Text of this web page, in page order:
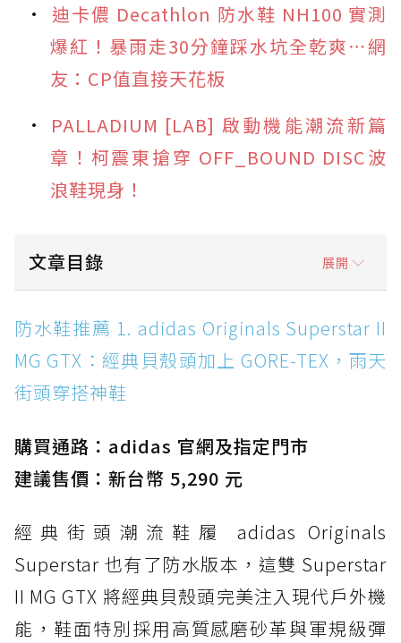
迪卡儂 Decathlon 防水鞋 NH100 實測
爆紅！暴雨走30分鐘踩水坑全乾爽⋯網
友：CP值直接天花板
PALLADIUM [LAB] 啟動機能潮流新篇
章！柯震東搶穿 OFF_BOUND DISC波
浪鞋現身！
文章目錄 展開
防水鞋推薦 1. adidas Originals Superstar II
MG GTX：經典貝殼頭加上 GORE-TEX，雨天街
頭穿搭神鞋
防水鞋推薦 2. New Balance Hierro v9 GORE-
防水鞋推薦 3. Nike Dunk Low GORE-TEX：
經典 Dunk 輪廓加上防水科技，雨天穿搭帥度不
打折
防水鞋推薦 4. ASICS TRABUCO 14 GTX：搭
載 GORE-TEX 隱形貼合科技，全方位防水神鞋
防水鞋推薦 5. Salomon XT-6 GORE-TEX：潮
人必備山系鞋王！防滑、防水與街頭顏值一次攻
頂
防水鞋推薦 1. adidas Originals Superstar II
MG GTX：經典貝殼頭加上 GORE-TEX，雨天
街頭穿搭神鞋
購買通路：adidas 官網及指定門市
建議售價：新台幣 5,290 元
經典街頭潮流鞋履 adidas Originals
Superstar 也有了防水版本，這雙 Superstar
II MG GTX 將經典貝殼頭完美注入現代戶外機
能，鞋面特別採用高質感磨砂革與軍規級彈